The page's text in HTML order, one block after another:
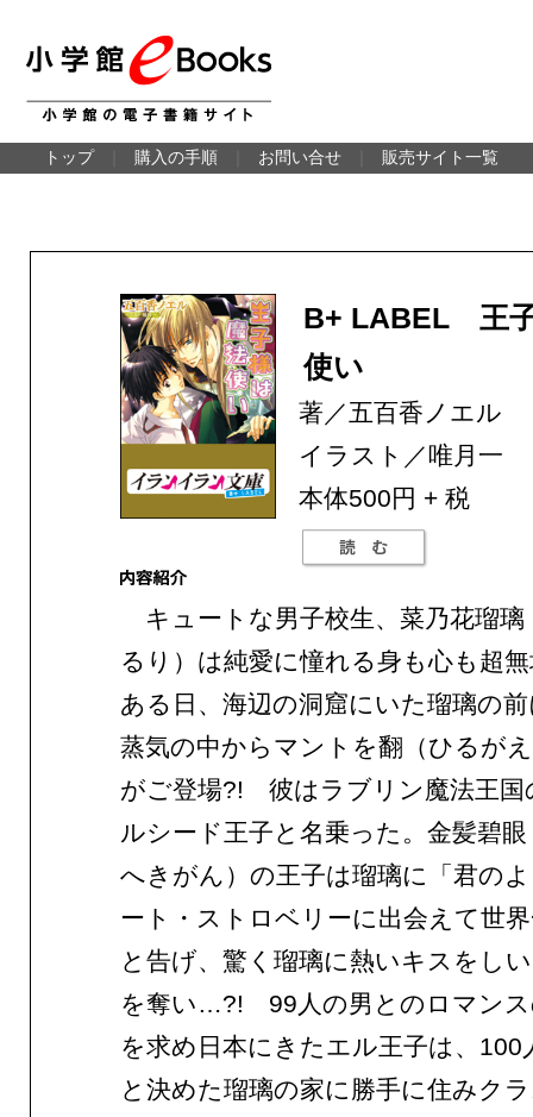
トップ 購入の手順 お問い合せ 販売サイト一覧
B+ LABEL 王
使い
著／五百香ノエル
イラスト／唯月一
本体500円 + 税
キュートな男子校生、菜乃花瑠璃
るり）は純愛に憧れる身も心も超
ある日、海辺の洞窟にいた瑠璃の
蒸気の中からマントを翻（ひるが
がご登場?! 彼はラブリン魔法王国
ルシード王子と名乗った。金髪碧
へきがん）の王子は瑠璃に「君の
ート・ストロベリーに出会えて世
と告げ、驚く瑠璃に熱いキスをし
を奪い…?! 99人の男とのロマンス
を求め日本にきたエル王子は、100
と決めた瑠璃の家に勝手に住みク